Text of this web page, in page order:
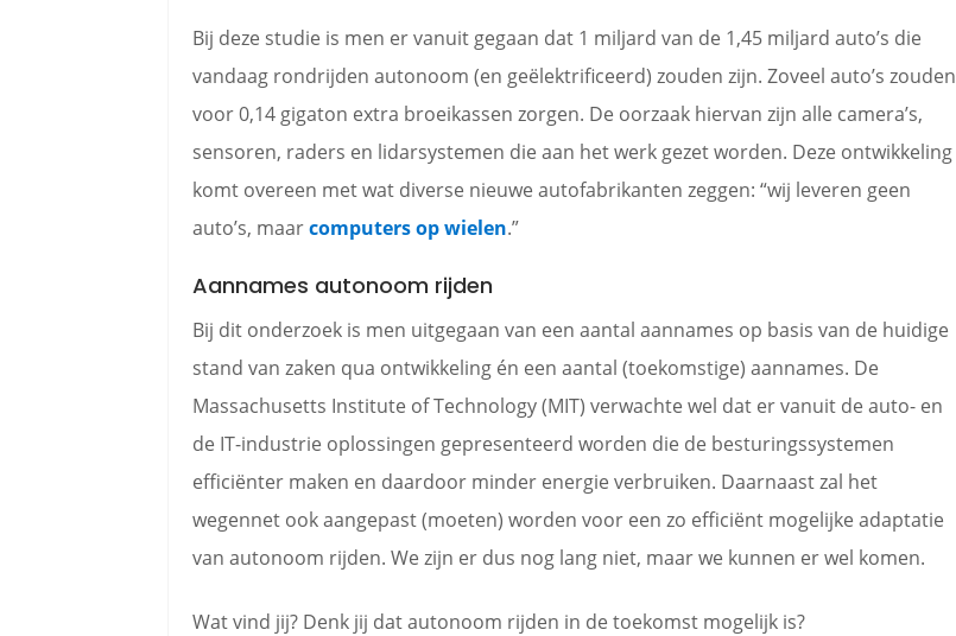
Bij deze studie is men er vanuit gegaan dat 1 miljard van de 1,45 miljard auto’s die
vandaag rondrijden autonoom (en geëlektrificeerd) zouden zijn. Zoveel auto’s zouden
voor 0,14 gigaton extra broeikassen zorgen. De oorzaak hiervan zijn alle camera’s,
sensoren, raders en lidarsystemen die aan het werk gezet worden. Deze ontwikkeling
komt overeen met wat diverse nieuwe autofabrikanten zeggen: “wij leveren geen
auto’s, maarcomputers op wielen.”
Aannames autonoom rijden
Bij dit onderzoek is men uitgegaan van een aantal aannames op basis van de huidige
stand van zaken qua ontwikkeling én een aantal (toekomstige) aannames. De
Massachusetts Institute of Technology (MIT) verwachte wel dat er vanuit de auto- en
de IT-industrie oplossingen gepresenteerd worden die de besturingssystemen
efficiënter maken en daardoor minder energie verbruiken. Daarnaast zal het
wegennet ook aangepast (moeten) worden voor een zo efficiënt mogelijke adaptatie
van autonoom rijden. We zijn er dus nog lang niet, maar we kunnen er wel komen.
Wat vind jij? Denk jij dat autonoom rijden in de toekomst mogelijk is?